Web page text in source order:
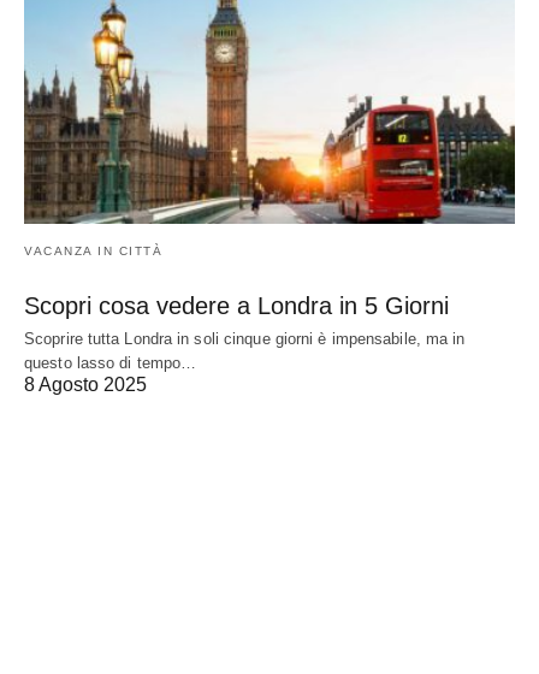
VACANZA IN CITTÀ
Scopri cosa vedere a Londra in 5 Giorni
Scoprire tutta Londra in soli cinque giorni è impensabile, ma in
questo lasso di tempo…
8 Agosto 2025